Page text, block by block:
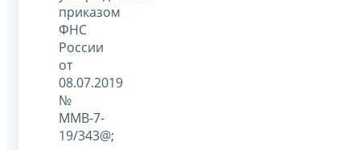
приказом
ФНС
России
от
08.07.2019
№
ММВ-7-
19/343@;